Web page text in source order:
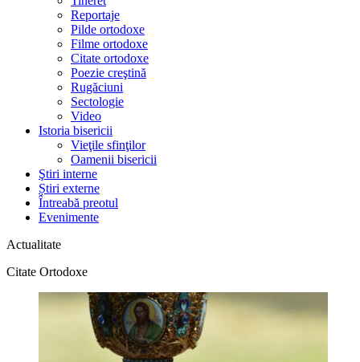
Reportaje
Pilde ortodoxe
Filme ortodoxe
Citate ortodoxe
Poezie creştină
Rugăciuni
Sectologie
Video
Istoria bisericii
Vieţile sfinţilor
Oamenii bisericii
Ştiri interne
Știri externe
Întreabă preotul
Evenimente
Actualitate
Citate Ortodoxe